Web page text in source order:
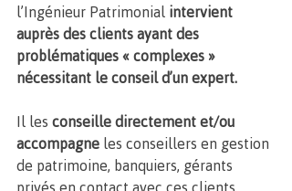
l’Ingénieur Patrimonial intervient
auprès des clients ayant des
problématiques « complexes »
nécessitant le conseil d’un expert.
Il les conseille directement et/ou
accompagne les conseillers en gestion
de patrimoine, banquiers, gérants
privés en contact avec ces clients.